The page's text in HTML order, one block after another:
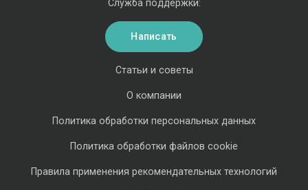
Статьи и советы
О компании
Политика обработки персональных данных
Политика обработки файлов cookie
Правила применения рекомендательных технологий
Служба поддержки:
Написать